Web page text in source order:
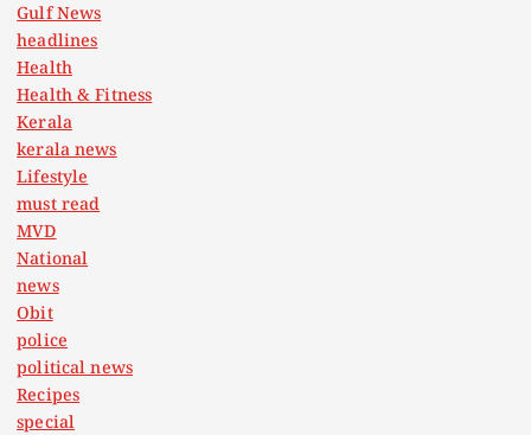
Gulf News
headlines
Health
Health & Fitness
Kerala
kerala news
Lifestyle
must read
MVD
National
news
Obit
police
political news
Recipes
special